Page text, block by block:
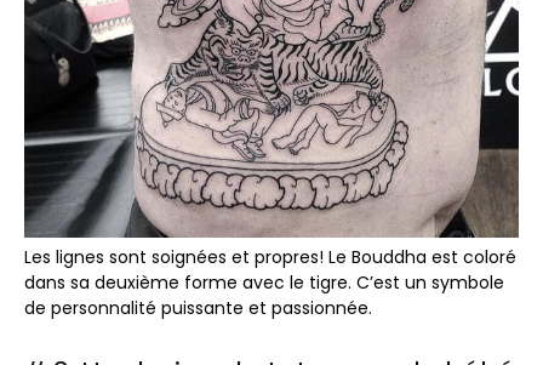
Les lignes sont soignées et propres! Le Bouddha est coloré
dans sa deuxième forme avec le tigre. C’est un symbole
de personnalité puissante et passionnée.